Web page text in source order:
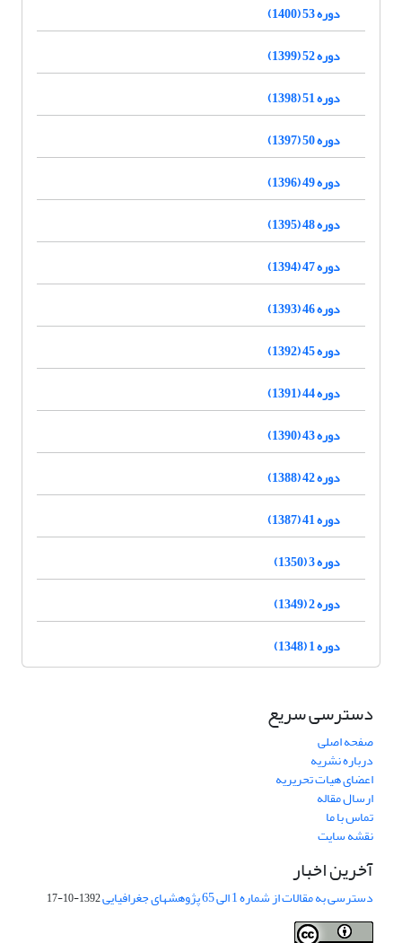
دوره 53 (1400)
دوره 52 (1399)
دوره 51 (1398)
دوره 50 (1397)
دوره 49 (1396)
دوره 48 (1395)
دوره 47 (1394)
دوره 46 (1393)
دوره 45 (1392)
دوره 44 (1391)
دوره 43 (1390)
دوره 42 (1388)
دوره 41 (1387)
دوره 3 (1350)
دوره 2 (1349)
دوره 1 (1348)
دسترسی سریع
صفحه اصلی
درباره نشریه
اعضای هیات تحریریه
ارسال مقاله
تماس با ما
نقشه سایت
آخرین اخبار
دسترسی به مقالات از شماره 1 الی 65 پژوهشهای جغرافیایی 1392-10-17